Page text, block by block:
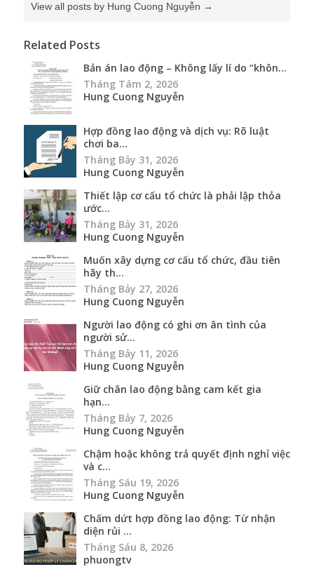
View all posts by Hung Cuong Nguyễn →
Related Posts
Bản án lao động – Không lấy lí do “khôn...
Tháng Tám 2, 2026
Hung Cuong Nguyễn
Hợp đồng lao động và dịch vụ: Rõ luật
chơi ba...
Tháng Bảy 31, 2026
Hung Cuong Nguyễn
Thiết lập cơ cấu tổ chức là phải lập thỏa
ước...
Tháng Bảy 31, 2026
Hung Cuong Nguyễn
Muốn xây dựng cơ cấu tổ chức, đầu tiên
hãy th...
Tháng Bảy 27, 2026
Hung Cuong Nguyễn
Người lao động có ghi ơn ân tình của
người sử...
Tháng Bảy 11, 2026
Hung Cuong Nguyễn
Giữ chân lao động bằng cam kết gia
hạn...
Tháng Bảy 7, 2026
Hung Cuong Nguyễn
Chậm hoặc không trả quyết định nghỉ việc
và c...
Tháng Sáu 19, 2026
Hung Cuong Nguyễn
Chấm dứt hợp đồng lao động: Từ nhận
diện rủi ...
Tháng Sáu 8, 2026
phuongtv